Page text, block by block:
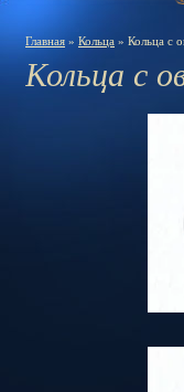
Главная » Кольца » Кольца с
Кольца с